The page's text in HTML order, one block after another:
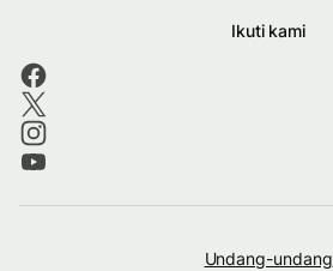
Ikuti kami
Undang-undang